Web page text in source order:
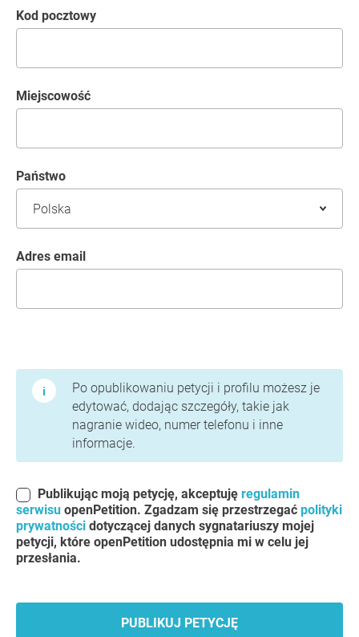
kod pocztowy
Miejscowość
Państwo
Adres email
Po opublikowaniu petycji i profilu możesz je
edytować, dodając szczegóły, takie jak
nagranie wideo, numer telefonu i inne
informacje.
Publikując moją petycję, akceptuję regulamin
serwisu openPetition. Zgadzam się przestrzegać polityki
prywatności dotyczącej danych sygnatariuszy mojej
petycji, które openPetition udostępnia mi w celu jej
przesłania.
PUBLIKUJ PETYCJĘ